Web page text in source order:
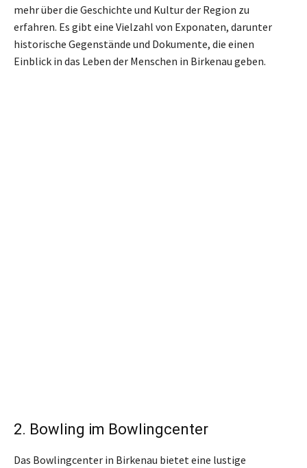
mehr über die Geschichte und Kultur der Region zu
erfahren. Es gibt eine Vielzahl von Exponaten, darunter
historische Gegenstände und Dokumente, die einen
Einblick in das Leben der Menschen in Birkenau geben.
2. Bowling im Bowlingcenter
Das Bowlingcenter in Birkenau bietet eine lustige